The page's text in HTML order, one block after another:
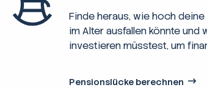
Finde heraus, wie hoch
im Alter ausfallen könnte und
investieren müsstest, um
Pensionslücke berechnen